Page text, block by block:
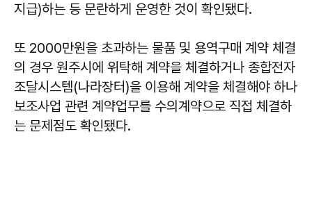
지급)하는 등 문란하게 운영한 것이 확인됐다.
또 2000만원을 초과하는 물품 및 용역구매 계약 체결
의 경우 원주시에 위탁해 계약을 체결하거나 종합전자
조달시스템(나라장터)을 이용해 계약을 체결해야 하나
보조사업 관련 계약업무를 수의계약으로 직접 체결하
는 문제점도 확인됐다.